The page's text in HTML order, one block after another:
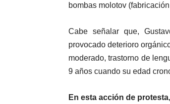
bombas molotov
Cabe señalar que,
provocado deterioro
moderado, trastorno de
9 años cuando su edad
En esta acción de